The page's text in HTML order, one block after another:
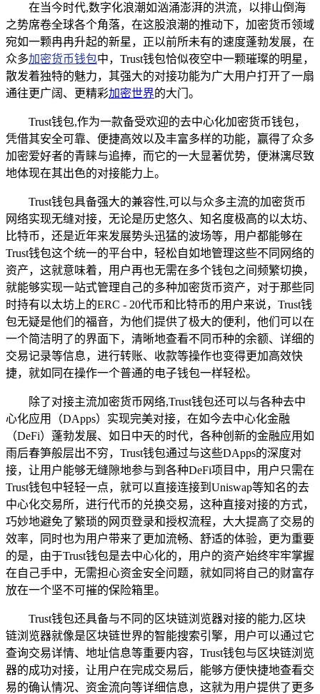
在当今时代,数字化浪潮如汹涌澎湃的洪流，以排山倒海
之势席卷全球各个角落，在这股浪潮的推动下，加密货币领域
宛如一颗冉冉升起的新星，正以前所未有的速度蓬勃发展，在
众多加密货币钱包中，Trust钱包恰似夜空中一颗璀璨的明星，
散发着独特的魅力，其强大的对接功能为广大用户打开了一扇
通往更广阔、更精彩加密世界的大门。
Trust钱包,作为一款备受欢迎的去中心化加密货币钱包，
凭借其安全可靠、便捷高效以及丰富多样的功能，赢得了众多
加密爱好者的青睐与追捧，而它的一大显著优势，便淋漓尽致
地体现在其出色的对接能力上。
Trust钱包具备强大的兼容性,可以与众多主流的加密货币
网络实现无缝对接，无论是历史悠久、知名度极高的以太坊、
比特币，还是近年来发展势头迅猛的波场等，用户都能够在
Trust钱包这个统一的平台中，轻松自如地管理这些不同网络的
资产，这就意味着，用户再也无需在多个钱包之间频繁切换，
就能够实现一站式管理自己的多种加密货币资产，对于那些同
时持有以太坊上的ERC - 20代币和比特币的用户来说，Trust钱
包无疑是他们的福音，为他们提供了极大的便利，他们可以在
一个简洁明了的界面下，清晰地查看不同币种的余额、详细的
交易记录等信息，进行转账、收款等操作也变得更加高效快
捷，就如同在操作一个普通的电子钱包一样轻松。
除了对接主流加密货币网络,Trust钱包还可以与各种去中
心化应用（DApps）实现完美对接，在如今去中心化金融
（DeFi）蓬勃发展、如日中天的时代，各种创新的金融应用如
雨后春笋般层出不穷，Trust钱包通过与这些DApps的深度对
接，让用户能够无缝隙地参与到各种DeFi项目中，用户只需在
Trust钱包中轻轻一点，就可以直接连接到Uniswap等知名的去
中心化交易所，进行代币的兑换交易，这种直接对接的方式，
巧妙地避免了繁琐的网页登录和授权流程，大大提高了交易的
效率，同时也为用户带来了更加流畅、舒适的体验，更为重要
的是，由于Trust钱包是去中心化的，用户的资产始终牢牢掌握
在自己手中，无需担心资金安全问题，就如同将自己的财富存
放在一个坚不可摧的保险箱里。
Trust钱包还具备与不同的区块链浏览器对接的能力,区块
链浏览器就像是区块链世界的智能搜索引擎，用户可以通过它
查询交易详情、地址信息等重要内容，Trust钱包与区块链浏览
器的成功对接，让用户在完成交易后，能够方便快捷地查看交
易的确认情况、资金流向等详细信息，这就为用户提供了更多